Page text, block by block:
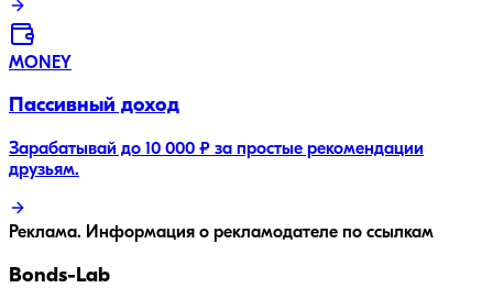
MONEY
Пассивный доход
Зарабатывай до 10 000 ₽ за простые рекомендации
друзьям.
Реклама. Информация о рекламодателе по ссылкам
Bonds-Lab